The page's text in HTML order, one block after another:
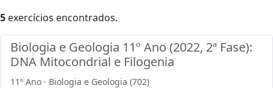
5 exercícios encontrados.
Biologia e Geologia 11º Ano (2022, 2ª Fase):
DNA Mitocondrial e Filogenia
11º Ano · Biologia e Geologia (702)